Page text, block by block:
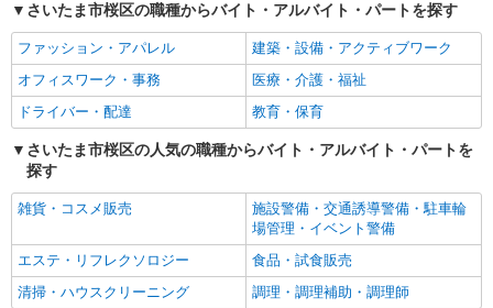
経験者・有資格者歓迎
新卒・第二新卒歓迎
女性活躍中
主婦・主夫歓迎
フリーター歓迎
学歴不問
ブランクOK
ミドル（40代～）活躍中
エルダー（50代～）活躍中
シニア（60代～）活躍中
高収入・高額
ボーナス・賞与あり
完全週休2日制
フルタイム歓迎
禁煙・分煙
駅直結・駅チカ
車通勤OK
さいたま市桜区の職種からバイト・アルバイト・パートを探す
ファッション・アパレル
建築・設備・アクティブワーク
オフィスワーク・事務
医療・介護・福祉
ドライバー・配達
教育・保育
さいたま市桜区の人気の職種からバイト・アルバイト・パートを
探す
雑貨・コスメ販売
施設警備・交通誘導警備・駐車輪
場管理・イベント警備
エステ・リフレクソロジー
食品・試食販売
清掃・ハウスクリーニング
調理・調理補助・調理師